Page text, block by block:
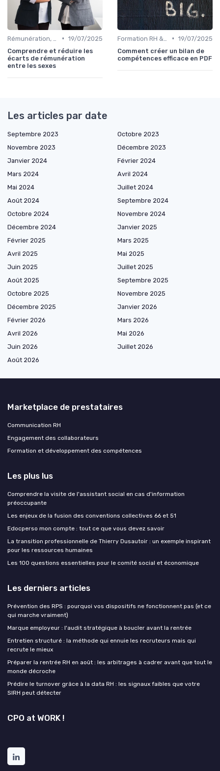
• 19/07/2025
Comprendre et réduire les
écarts de rémunération
entre les sexes
• 19/07/2025
Comment créer un bilan de
compétences efficace en PDF
Les articles par date
Septembre 2023
Octobre 2023
Novembre 2023
Décembre 2023
Janvier 2024
Février 2024
Mars 2024
Avril 2024
Mai 2024
Juillet 2024
Août 2024
Septembre 2024
Octobre 2024
Novembre 2024
Décembre 2024
Janvier 2025
Février 2025
Mars 2025
Avril 2025
Mai 2025
Juin 2025
Juillet 2025
Août 2025
Septembre 2025
Octobre 2025
Novembre 2025
Décembre 2025
Janvier 2026
Février 2026
Mars 2026
Avril 2026
Mai 2026
Juin 2026
Juillet 2026
Août 2026
Marketplace de prestataires
Communication RH
Engagement des collaborateurs
Formation et développement des compétences
Les plus lus
Comprendre la visite de l'assistant social en cas d'information
préoccupante
Les enjeux de la fusion des conventions collectives 66 et 51
Edocperso mon compte : tout ce que vous devez savoir
La transition professionnelle de Thierry Dusautoir : un exemple inspirant
pour les ressources humaines
Les 100 questions essentielles pour le comité social et économique
Les derniers articles
Prévention des RPS : pourquoi vos dispositifs ne fonctionnent pas (et ce
qui marche vraiment)
Marque employeur : l'audit stratégique à boucler avant la rentrée
Entretien structuré : la méthode qui ennuie les recruteurs mais qui
recrute le mieux
Préparer la rentrée RH en août : les arbitrages à cadrer avant que tout le
monde décroche
Prédire le turnover grâce à la data RH : les signaux faibles que votre
SIRH peut détecter
CPO at WORK !